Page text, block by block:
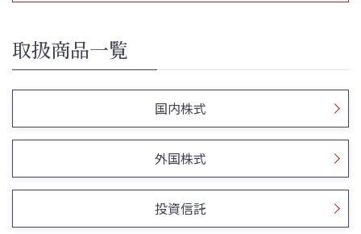
取扱商品一覧
国内株式
外国株式
投資信託